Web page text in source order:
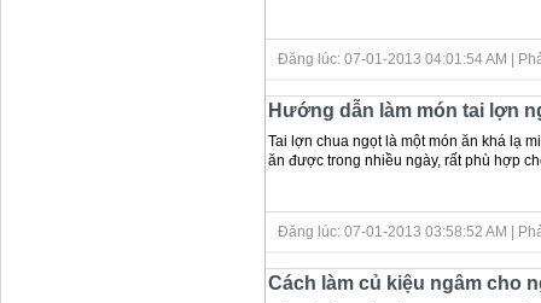
Đăng lúc: 07-01-2013 04:01:54 AM |
Hướng dẫn làm món tai lợn
Tai lợn chua ngọt là một món ăn khá lạ
ăn được trong nhiều ngày, rất phù hợp
Đăng lúc: 07-01-2013 03:58:52 AM |
Cách làm củ kiệu ngâm cho